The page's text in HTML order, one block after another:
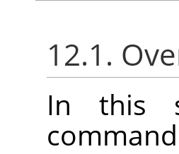
12.1.
In this